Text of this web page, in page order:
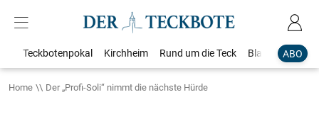
ABO
Teckbotenpokal Kirchheim Rund um die Teck Blaulicht
Home Der „Profi-Soli“ nimmt die nächste Hürde